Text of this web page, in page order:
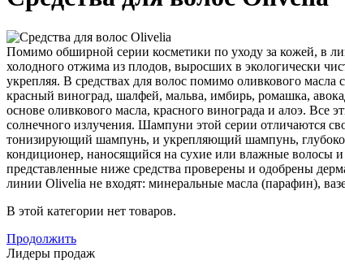
Помимо обширной серии косметики по уходу за кожей, в
холодного отжима из плодов, выросших в экологически
укрепляя. В средствах для волос помимо оливкового масла
красный виноград, шалфей, мальва, имбирь, ромашка,
основе оливкового масла, красного винограда и алоэ.
солнечного излучения. Шампуни этой серии отличаются
тонизирующий шампунь, и укрепляющий шампунь,
кондиционер, наносящийся на сухие или влажные волосы
представленные ниже средства проверены и одобрены
линии Olivelia не входят: минеральные масла (парафин),
В этой категории нет товаров.
Продолжить
Лидеры продаж